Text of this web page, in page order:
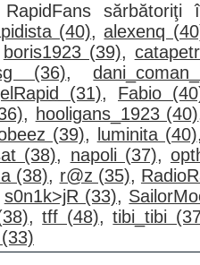
RapidFans
(40),alexenq
boris1923 (39),
(36),
(31), Fabio
, hooligans_1923 (40)
(39), luminita (40)
(38), napoli (37),
(38), r@z (35),
s0n1k>jR (33),
,tff (48),tibi_tibi